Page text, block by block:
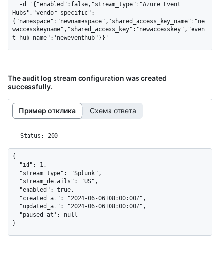
Hubs","vendor_specific":
{"namespace":"newnamespace","shared_access_key_name":"ne
waccesskeyname","shared_access_key":"newaccesskey","even
t_hub_name":"neweventhub"}}'
The audit log stream configuration was created
successfully.
Пример отклика Схема ответа
Status: 200
{
}